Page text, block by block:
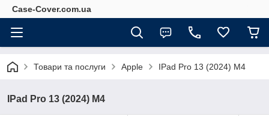
Case-Cover.com.ua
Товари та послуги Apple IPad Pro 13 (2024) M4
IPad Pro 13 (2024) M4